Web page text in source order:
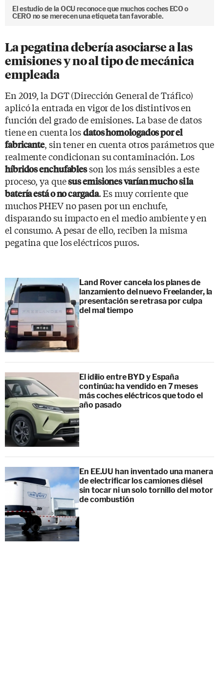
El estudio de la OCU reconoce que muchos coches ECO o
CERO no se merecen una etiqueta tan favorable.
La pegatina debería asociarse a las
emisiones y no al tipo de mecánica
empleada
En 2019, la DGT (Dirección General de Tráfico)
aplicó la entrada en vigor de los distintivos en
función del grado de emisiones. La base de datos
tiene en cuenta losdatos homologados por el
fabricante, sin tener en cuenta otros parámetros que
realmente condicionan su contaminación. Los
híbridos enchufablesson los más sensibles a este
proceso, ya quesus emisiones varían mucho si la
batería está o no cargada. Es muy corriente que
muchos PHEV no pasen por un enchufe,
disparando su impacto en el medio ambiente y en
el consumo. A pesar de ello, reciben la misma
pegatina que los eléctricos puros.
Land Rover cancela los planes de
lanzamiento del nuevo Freelander, la
presentación se retrasa por culpa
del mal tiempo
El idilio entre BYD y España
continúa: ha vendido en 7 meses
más coches eléctricos que todo el
año pasado
En EE.UU han inventado una manera
de electrificar los camiones diésel
sin tocar ni un solo tornillo del motor
de combustión